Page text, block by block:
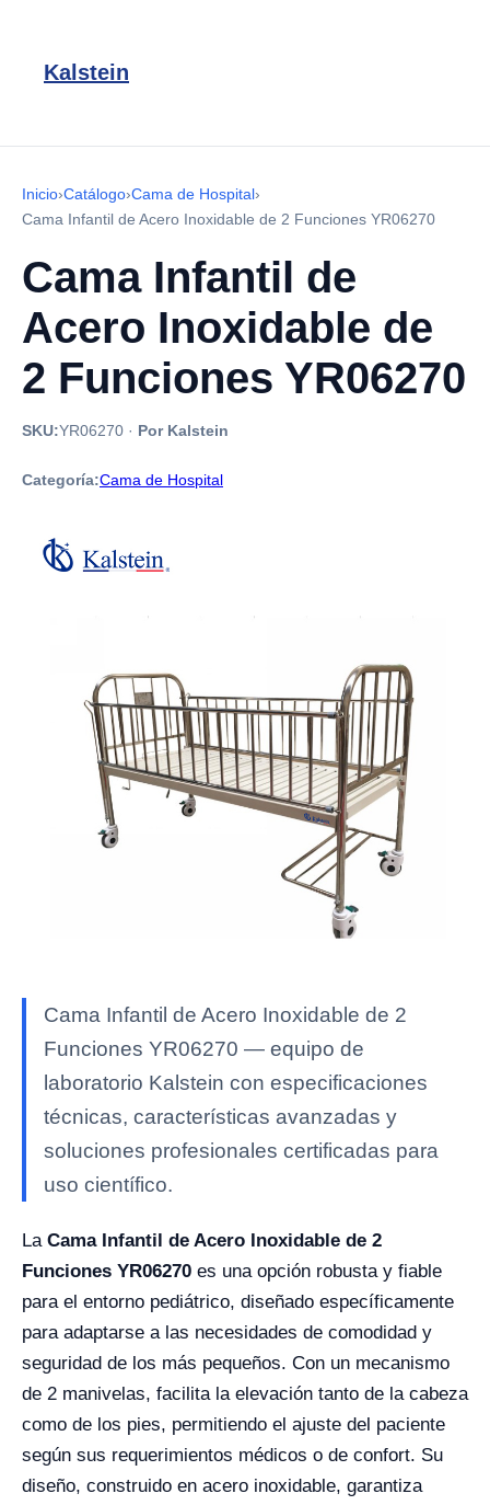
Kalstein
Inicio›Catálogo›Cama de Hospital›
Cama Infantil de Acero Inoxidable de 2 Funciones YR06270
Cama Infantil de
Acero Inoxidable de
2 Funciones YR06270
SKU:YR06270 · Por Kalstein
Categoría:Cama de Hospital
Cama Infantil de Acero Inoxidable de 2
Funciones YR06270 — equipo de
laboratorio Kalstein con especificaciones
técnicas, características avanzadas y
soluciones profesionales certificadas para
uso científico.
La Cama Infantil de Acero Inoxidable de 2
Funciones YR06270 es una opción robusta y fiable
para el entorno pediátrico, diseñado específicamente
para adaptarse a las necesidades de comodidad y
seguridad de los más pequeños. Con un mecanismo
de 2 manivelas, facilita la elevación tanto de la cabeza
como de los pies, permitiendo el ajuste del paciente
según sus requerimientos médicos o de confort. Su
diseño, construido en acero inoxidable, garantiza